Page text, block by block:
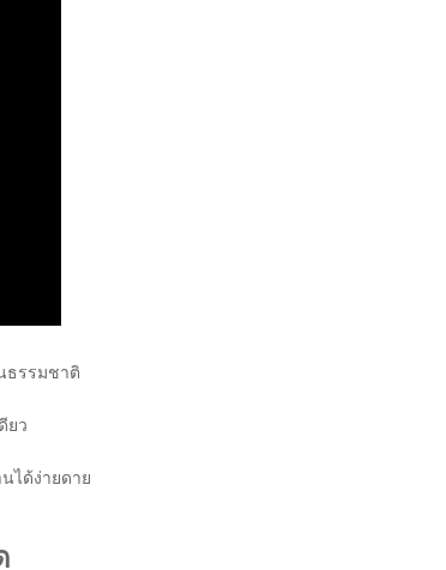
ธรรมชาติ
ยว
ได้ง่ายดาย